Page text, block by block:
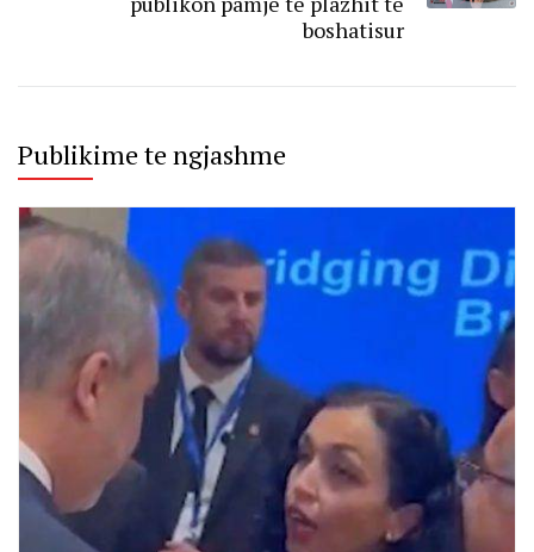
boshatisur
Publikime te ngjashme